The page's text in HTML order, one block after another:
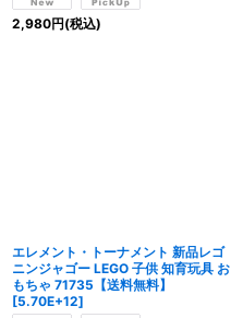
2,980円(税込)
エレメント・トーナメント 新品レゴ
ニンジャゴー LEGO 子供 知育玩具 お
もちゃ 71735【送料無料】
[5.70E+12]